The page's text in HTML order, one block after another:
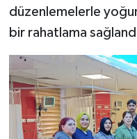
düzenlemelerle
bir rahatlama